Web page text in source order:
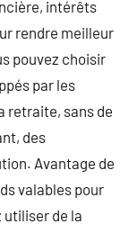
intérêts
rendre meilleur
pouvez choisir
par les
retraite, sans de
des
Avantage de
valables pour
utiliser de la